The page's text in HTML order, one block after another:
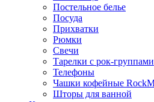
Постельное белье
Посуда
Прихватки
Рюмки
Свечи
Тарелки с рок-группами
Телефоны
Чашки кофейные
Шторы для ванной